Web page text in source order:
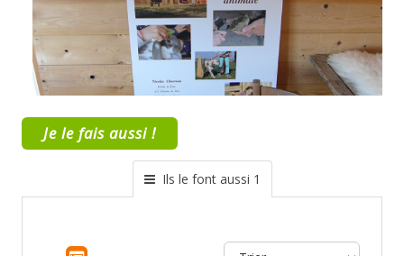
Je le fais aussi !
Ils le font aussi 1